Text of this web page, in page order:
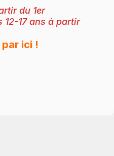
du 1er
12-17 ans à partir
par ici !